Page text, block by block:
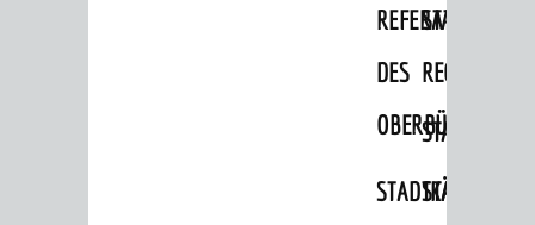
REFERAT
DES
STABSSTELLE
RECHT
STADTKÄMMEREI